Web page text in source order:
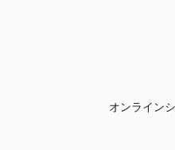
オンライン